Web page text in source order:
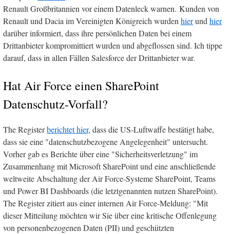
Renault Großbritannien vor einem Datenleck warnen. Kunden von
Renault und Dacia im Vereinigten Königreich wurdenhierundhier
darüber informiert, dass ihre persönlichen Daten bei einem
Drittanbieter kompromittiert wurden und abgeflossen sind. Ich tippe
darauf, dass in allen Fällen Salesforce der Drittanbieter war.
Hat Air Force einen SharePoint
Datenschutz-Vorfall?
The Registerberichtet hier, dass die US-Luftwaffe bestätigt habe,
dass sie eine "datenschutzbezogene Angelegenheit" untersucht.
Vorher gab es Berichte über eine "Sicherheitsverletzung" im
Zusammenhang mit Microsoft SharePoint und eine anschließende
weltweite Abschaltung der Air Force-Systeme SharePoint, Teams
und Power BI Dashboards (die letztgenannten nutzen SharePoint).
The Register zitiert aus einer internen Air Force-Meldung: "Mit
dieser Mitteilung möchten wir Sie über eine kritische Offenlegung
von personenbezogenen Daten (PII) und geschützten